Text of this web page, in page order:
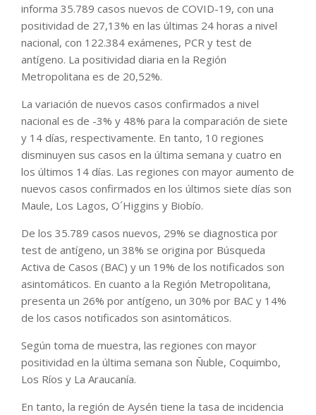
informa 35.789 casos nuevos de COVID-19, con una
positividad de 27,13% en las últimas 24 horas a nivel
nacional, con 122.384 exámenes, PCR y test de
antígeno. La positividad diaria en la Región
Metropolitana es de 20,52%.
La variación de nuevos casos confirmados a nivel
nacional es de -3% y 48% para la comparación de siete
y 14 días, respectivamente. En tanto, 10 regiones
disminuyen sus casos en la última semana y cuatro en
los últimos 14 días. Las regiones con mayor aumento de
nuevos casos confirmados en los últimos siete días son
Maule, Los Lagos, O´Higgins y Biobío.
De los 35.789 casos nuevos, 29% se diagnostica por
test de antígeno, un 38% se origina por Búsqueda
Activa de Casos (BAC) y un 19% de los notificados son
asintomáticos. En cuanto a la Región Metropolitana,
presenta un 26% por antígeno, un 30% por BAC y 14%
de los casos notificados son asintomáticos.
Según toma de muestra, las regiones con mayor
positividad en la última semana son Ñuble, Coquimbo,
Los Ríos y La Araucanía.
En tanto, la región de Aysén tiene la tasa de incidencia